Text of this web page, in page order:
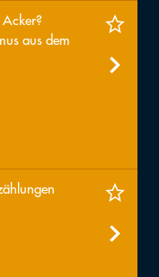
Acker?
aus dem